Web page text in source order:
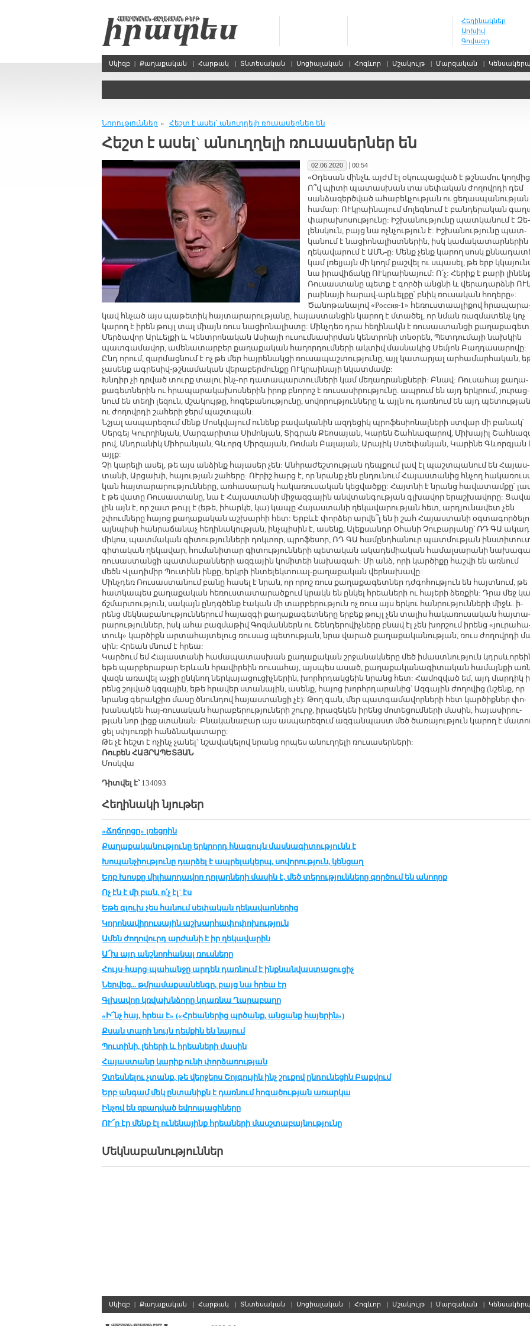
Հեղինակներ
Արխիվ
Գովազդ
Սկիզբ | Քաղաքական | Հարթակ | Տնտեսական | Սոցիալական | Հոգևոր | Մշակույթ | Մարզական | Կենսակերպ
Նորություններ » Հեշտ է ա­սել` ա­նուղ­ղե­լի ռու­սա­սեր­ներ են
Հեշտ է ա­սել` ա­նուղ­ղե­լի ռու­սա­սեր­ներ են
02.06.2020 | 00:54
«Օ­դե­սան մինչև այժմ էլ օ­կու­պաց­ված է թշ­նա­մու
Ո՞վ պի­տի պա­տաս­խան տա սե­փա­կան ժո­ղովր­դի դեմ
սան­ձա­զերծ­ված ա­հա­բեկ­չու­թյան ու ցե­ղաս­պա­նու­թյան
հա­մար: ՈՒկ­րաի­նա­յում մո­լեգ­նում է բան­դե­րա­կան
փա­րա­խո­սու­թյու­նը: Իշ­խա­նու­թյու­նը պատ­կա­նում է Զե­
լենս­կուն, բայց նա ոչն­չու­թյուն է: Իշ­խա­նու­թյու­նը պատ­
կա­նում է նա­ցիո­նա­լիստ­նե­րին, իսկ կա­մա­կա­տար­նե­րին
ղե­կա­վա­րում է ԱՄՆ-ը: Մենք չենք կա­րող սոսկ
կամ լռե­լյայն մի կողմ քաշ­վել ու սպա­սել, թե երբ
նա ի­րա­վի­ճա­կը ՈՒկ­րաի­նա­յում: Ո՛չ: Հե­րիք է բա­րի
Ռու­սաս­տա­նը պետք է գոր­ծի անց­նի և վե­րա­դարձ­նի
րաի­նա­յի հա­րավ-արևել­քը՝ բնիկ ռու­սա­կան հո­ղե­րը»:
Ծա­նո­թա­նա­լով «Россия-1» հե­ռուս­տաա­լի­քով
կավ հն­չած այս պա­թե­տիկ հայ­տա­րա­րու­թյա­նը, հա­յաս­տան­ցին կա­րող է մտա­ծել, որ նման ռազ­մա­տենչ կոչ
կա­րող է ի­րեն թույլ տալ միայն ռուս նա­ցիո­նա­լիս­տը: Մինչ­դեռ դրա հե­ղի­նակն է ռու­սաս­տան­ցի
Մեր­ձա­վոր Արևել­քի և Կենտ­րո­նա­կան Ա­սիա­յի ու­սում­նա­սիր­ման կենտ­րո­նի տնօ­րեն, Պետ­դու­մա­յի նախ­կին
պատ­գա­մա­վոր, ա­մե­նա­տար­բեր քա­ղա­քա­կան հա­ղոր­դում­նե­րի ակ­տիվ մաս­նա­կից Սե­մյոն Բաղ­դա­սա­րո­վը:
Ընդ ո­րում, զար­մաց­նում է ոչ թե մեր հայ­րե­նակ­ցի ռու­սա­պաշ­տու­թյու­նը, այլ կա­տա­րյալ ար­հա­մար­հա­կան,
չա­սենք ագ­րե­սիվ-թշ­նա­մա­կան վե­րա­բեր­մուն­քը ՈՒկ­րաի­նա­յի նկատ­մամբ:
Խն­դիր չի դր­ված տուրք տա­լու ինչ-որ դա­տա­պար­տում­նե­րի կամ մե­ղադ­րանք­նե­րի: Բնավ: Ռու­սա­հայ քա­ղա­
քա­գետ­նե­րին ու հրա­պա­րա­կա­խոս­նե­րին ի­րոք բնո­րոշ է ռու­սա­սի­րու­թյու­նը. ապ­րում են այդ երկ­րում, յու­րաց­
նում են տե­ղի լե­զուն, մշա­կույ­թը, հո­գե­բա­նու­թյու­նը, սո­վո­րու­թյուն­նե­րը և այլն ու դառ­նում են այդ պե­տու­թյան
ու ժո­ղովր­դի շա­հե­րի ջերմ պաշտ­պան:
Նշյալ աս­պա­րե­զում մենք Մոսկ­վա­յում ու­նենք բա­վա­կա­նին ազ­դե­ցիկ պրո­ֆե­սիո­նալ­նե­րի ստ­վար մի բա­նակ՝
Սեր­գեյ Կուր­ղի­նյան, Մար­գա­րի­տա Սի­մո­նյան, Տիգ­րան Քեո­սա­յան, Կա­րեն Շահ­նա­զա­րով, Մի­խա­յիլ
րով, Անդ­րա­նիկ Միհ­րա­նյան, Գևորգ Միր­զա­յան, Ռո­ման Բա­լա­յան, Ա­րա­յիկ Ստե­փա­նյան, Կա­րի­նե Գևոր­գյան
այլք:
Չի կա­րե­լի ա­սել, թե այս ան­ձինք հա­յա­սեր չեն: Անհ­րա­ժեշ­տու­թյան դեպ­քում լավ էլ պաշտ­պա­նում են Հա­յաս­
տա­նի, Ար­ցա­խի, հա­յու­թյան շա­հե­րը: ՈՒ­րիշ հարց է, որ նրանք չեն ըն­դու­նում Հա­յաս­տա­նից հն­չող
կան հայ­տա­րա­րու­թյուն­նե­րը, առ­հա­սա­րակ հա­կա­ռու­սա­կան կեց­ված­քը: Հայտ­նի է նրանց հա­վա­տամ­քը՝
է թե վա­տը Ռու­սաս­տա­նը, նա է Հա­յաս­տա­նի մի­ջազ­գա­յին անվ­տան­գու­թյան գլ­խա­վոր ե­րաշ­խա­վո­րը:
լին այն է, որ շատ թույլ է (ե­թե, ի­հար­կե, կա) կա­պը Հա­յաս­տա­նի ղե­կա­վա­րու­թյան հետ, ար­դյու­նա­վետ չեն
շփում­նե­րը հա­յոց քա­ղա­քա­կան աշ­խար­հի հետ: Երբևէ փոր­ձեր ար­վե՞լ են ի շահ Հա­յաս­տա­նի
այն­պի­սի հան­րա­ճա­նաչ հե­ղի­նա­կու­թյան, ինչ­պի­սին է, ա­սենք, Ա­լեք­սանդր Օ­հա­նի Չու­բա­րյա­նը՝ ՌԴ ԳԱ
մի­կոս, պատ­մա­կան գի­տու­թյուն­նե­րի դոկ­տոր, պրո­ֆե­սոր, ՌԴ ԳԱ հա­մընդ­հա­նուր պատ­մու­թյան
գի­տա­կան ղե­կա­վար, հու­մա­նի­տար գի­տու­թյուն­նե­րի պե­տա­կան ա­կա­դե­միա­կան հա­մալ­սա­րա­նի
ռու­սաս­տան­ցի պատ­մա­բան­նե­րի ազ­գա­յին կո­մի­տեի նա­խա­գահ: Մի անձ, ո­րի կար­ծի­քը հաշ­վի են առ­նում
մեծն Վլա­դի­միր Պու­տինն ին­քը, երկ­րի ին­տե­լեկ­տուալ-քա­ղա­քա­կան վեր­նա­խա­վը:
Մինչ­դեռ Ռու­սաս­տա­նում բա­նը հա­սել է նրան, որ ո­րոշ ռուս քա­ղա­քա­գետ­ներ դժ­գո­հու­թյուն են հայտ­նում, թե
հատ­կա­պես քա­ղա­քա­կան հե­ռուս­տա­տա­րած­քում կրակն են ըն­կել հրեա­նե­րի ու հա­յե­րի ձեռ­քին: Դրա մեջ կա
ճշ­մար­տու­թյուն, սա­կայն ըն­դգ­ծենք էա­կան մի տար­բե­րու­թյուն ոչ ռուս այս եր­կու հան­րու­թյուն­նե­րի միջև. ի­
րենց մեկ­նա­բա­նու­թյուն­նե­րում հա­յազ­գի քա­ղա­քա­գետ­նե­րը եր­բեք թույլ չեն տա­լիս հա­կա­ռու­սա­կան հայ­տա­
րա­րու­թյուն­ներ, իսկ ա­հա բազ­մա­թիվ Գոզ­ման­ներն ու Շեն­դե­րո­վիչ­նե­րը բնավ էլ չեն խոր­շում ի­րենց
տուկ» կար­ծիքն ար­տա­հայ­տե­լուց ռու­սաց պե­տու­թյան, նրա վա­րած քա­ղա­քա­կա­նու­թյան, ռուս ժո­ղովր­դի
սին: Հրեան մնում է հրեա:
Կար­ծում եմ Հա­յաս­տա­նի հա­մա­պա­տաս­խան քա­ղա­քա­կան շր­ջա­նակ­նե­րը մեծ ի­մաստ­նու­թյուն
ե­թե պար­բե­րա­բար Երևան հրա­վի­րեին ռու­սա­հայ, այս­պես ա­սած, քա­ղա­քա­կա­նա­գի­տա­կան հա­մայն­քի
վազն ա­ռա­վել աչ­քի ընկ­նող ներ­կա­յա­ցու­ցիչ­նե­րին, խոր­հր­դակ­ցեին նրանց հետ: Հա­մոզ­ված եմ, այդ մար­դիկ
րենց շոյ­ված կզ­գա­յին, ե­թե հրա­վեր ստա­նա­յին, ա­սենք, հա­յոց խոր­հր­դա­րա­նից՝ Ազ­գա­յին ժո­ղո­վից (նշենք, որ
նրանց գե­րակ­շիռ մա­սը ծնուն­դով հա­յաս­տան­ցի չէ): Թող գան, մեր պատ­գա­մա­վոր­նե­րի հետ կար­ծիք­ներ փո­
խա­նա­կեն հայ-ռու­սա­կան հա­րա­բե­րու­թյու­նե­րի շուրջ, ի­րա­զե­կեն ի­րենց մո­տե­ցում­նե­րի մա­սին, հա­յա­սի­րու­
թյան նոր լիցք ստա­նան: Բնա­կա­նա­բար այս աս­պա­րե­զում ազ­գան­պաստ մեծ ծա­ռա­յու­թյուն կա­րող է
ցել սփյուռ­քի հանձ­նա­կա­տա­րը:
Թե չէ հեշտ է ո­չինչ չա­նել` նշա­վա­կե­լով նրանց որ­պես ա­նուղ­ղե­լի ռու­սա­սեր­նե­րի:
Ռու­բեն ՀԱՅ­ՐԱ­ՊԵ­ՏՅԱՆ
Մոսկ­վա
Դիտվել է՝134093
Հեղինակի նյութեր
«Ճղճղոցը» լռեցրին
Քա­ղա­քա­կա­նու­թ­յու­նը երկ­րորդ հնա­գույն մաս­նա­գի­տու­թ­յունն է
Խո­պան­չիու­թ­յու­նը դար­ձել է ապ­րե­լա­կերպ, սո­վո­րու­թ­յուն, կեն­ցաղ
Երբ խոս­քը մի­լիար­դա­վոր դո­լար­նե­րի մա­սին է, մեծ տե­րու­թ­յուն­նե­րը գոր­ծում են ա­նո­ղոք
Ոչ էն է մի բան, ո՛չ էլ` էս
Եթե գլուխ չես հա­նում սե­փա­կան ղե­կա­վար­նե­րից
Կո­րո­նա­վի­րու­սա­յին աշ­խար­հա­փո­փո­խու­թ­յուն
Ամեն ժո­ղո­վուրդ ար­ժա­նի է իր ղե­կա­վա­րին
Ա՜խ այդ անշ­նոր­հա­կալ ռուս­նե­րը
Հույս-հարց-պա­հան­ջը ար­դեն դառ­նում է ինք­նան­վաս­տա­ցու­ցիչ
Ներ­վեց... թմ­րա­մաք­սա­նեն­գը, բայց նա հրեա էր
Գլխա­վոր կռ­վախն­ձո­րը կդառ­նա Ղա­րա­բա­ղը
«Ի՜նչ հայ, հրեա է» («Հրեա­նե­րից պր­ծանք, ան­ցանք հա­յե­րին»)
Քսան տա­րի նույն դեմ­քին են նա­յում
Պու­տի­նի, լե­հե­րի և հրեա­նե­րի մա­սին
Հա­յաս­տա­նը կա­րիք ու­նի փոր­ձա­ռու­թ­յան
Չտես­նե­լու չտանք, թե վեր­ջերս Շոյ­գու­յին ինչ շու­քով ըն­դու­նե­ցին Բաք­վում
Երբ ան­գամ մեկ ըն­տա­նիքն է դառ­նում հո­գա­ծու­թ­յան ա­ռար­կա
Ինչով են զբաղ­ված եվ­րո­պա­ցի­նե­րը
ՈՒ՜ր էր մենք էլ ու­նե­նա­յինք հրեա­նե­րի մասշ­տա­բայ­նութ­յու­նը
Մեկնաբանություններ
Սկիզբ | Քաղաքական | Հարթակ | Տնտեսական | Սոցիալական | Հոգևոր | Մշակույթ | Մարզական | Կենսակերպ